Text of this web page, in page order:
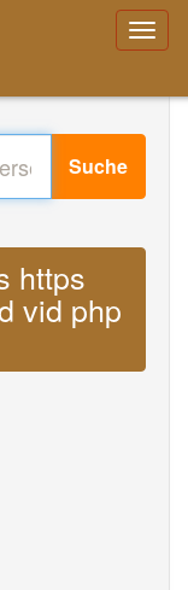
Suche
https
vid php